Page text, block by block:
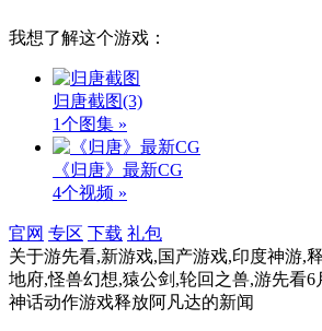
我想了解这个游戏：
归唐截图(3)
1个图集 »
《归唐》最新CG
4个视频 »
官网 专区 下载 礼包
关于游先看,新游戏,国产游戏,印度神游,
地府,怪兽幻想,猿公剑,轮回之兽,游先看
神话动作游戏释放阿凡达的新闻